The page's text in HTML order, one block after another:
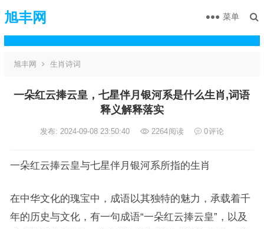
旭丰网 菜单
旭丰网 生肖诗词
一朵红云捧云皇，七星伴月银河系是什么生肖,词语
释义解释落实
发布: 2024-09-08 23:50:40 2264阅读 0评论
一朵红云捧云皇与七星伴月银河系所指的生肖
在中华文化的瑰宝中，成语以其独特的魅力，承载着千
年的历史与文化，有一句成语“一朵红云捧云皇”，以及